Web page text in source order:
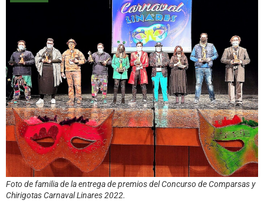
Foto de familia de la entrega de premios del Concurso de Comparsas y
Chirigotas Carnaval Linares 2022.